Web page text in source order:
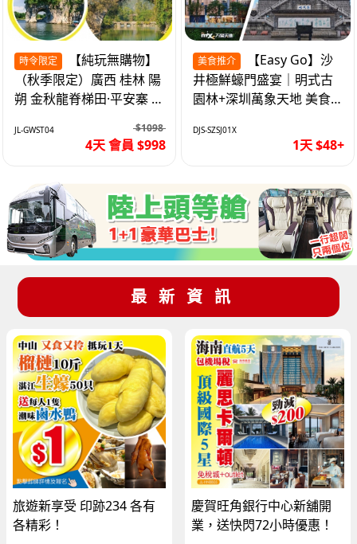
時令限定
（秋季限定）廣西 桂林 陽
朔 金秋龍脊梯田·平安寨 城
4天
JL-GWST04 $1098
4天 會員 $998
美食推介
井極鮮蠔門盛宴｜明式古
園林+深圳萬象天地 美食
DJS-SZSJ01X
1天 $48+
最新資訊
旅遊新享受 印跡234 各有
各精彩！
慶賀旺角銀行中心新舖開
業，送快閃72小時優惠！